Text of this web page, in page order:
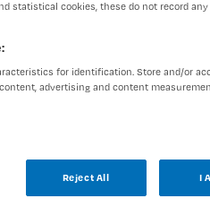
is niet meer
wellicht interessant
statistical cookies, these do not record
for identification. Store and/or
advertising and content
Reject All I